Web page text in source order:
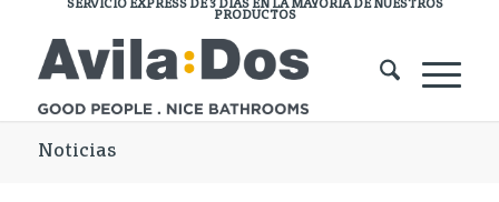
SERVICIO EXPRESS DE 3 DÍAS EN LA MAYORÍA DE NUESTROS
PRODUCTOS
Noticias